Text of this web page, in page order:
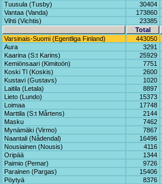
Tuusula (Tusby)
30404
Vantaa (Vanda)
173860
Vihti (Vichtis)
23385
Total
Varsinais-Suomi (Egentliga Finland)
443050
Aura
3291
Kaarina (S:t Karins)
25929
Kemiönsaari (Kimitoön)
7751
Koski Tl (Koskis)
2600
Kustavi (Gustavs)
1020
Laitila (Letala)
8897
Lieto (Lundo)
15373
Loimaa
17748
Marttila (S:t Mårtens)
2144
Masku
7462
Mynämäki (Virmo)
7867
Naantali (Nådendal)
16496
Nousiainen (Nousis)
4116
Oripää
1344
Paimio (Pemar)
9726
Parainen (Pargas)
15406
Pöytyä
8376